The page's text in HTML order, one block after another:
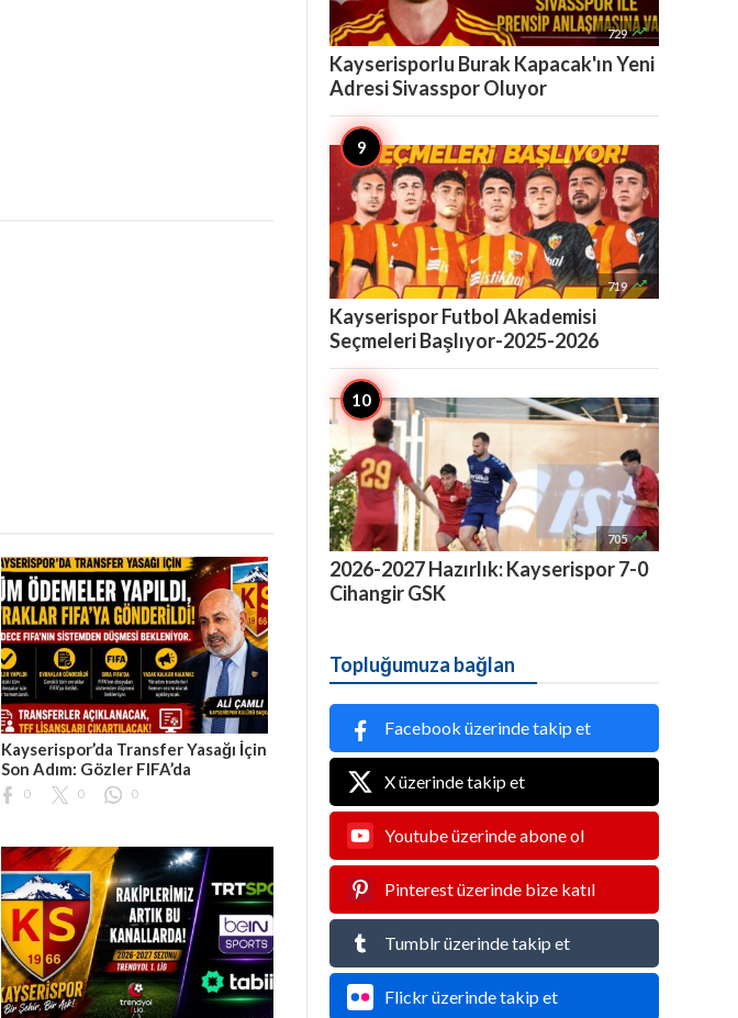
Kayserispor’da Transfer Yasağı İçin
Son Adım: Gözler FIFA’da
0 0 0
729 
Kayserisporlu Burak Kapacak'ın Yeni
Adresi Sivasspor Oluyor
719 
Kayserispor Futbol Akademisi
Seçmeleri Başlıyor-2025-2026
705 
2026-2027 Hazırlık: Kayserispor 7-0
Cihangir GSK
Topluğumuza bağlan
Facebook üzerinde takip et
X üzerinde takip et
Youtube üzerinde abone ol
Pinterest üzerinde bize katıl
Tumblr üzerinde takip et
Flickr üzerinde takip et